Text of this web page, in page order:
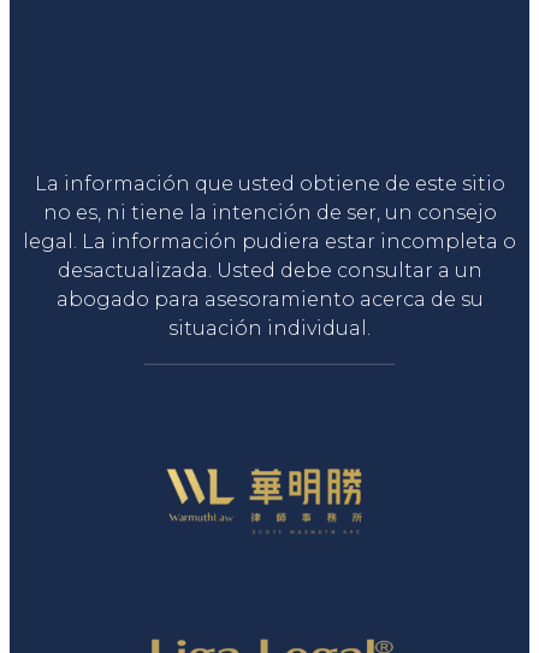
La información que usted obtiene de este sitio
no es, ni tiene la intención de ser, un consejo
legal. La información pudiera estar incompleta o
desactualizada. Usted debe consultar a un
abogado para asesoramiento acerca de su
situación individual.